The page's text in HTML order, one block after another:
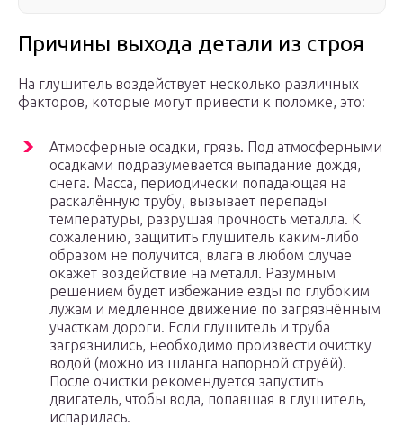
Причины выхода детали из строя
На глушитель воздействует несколько различных
факторов, которые могут привести к поломке, это:
Атмосферные осадки, грязь. Под атмосферными
осадками подразумевается выпадание дождя,
снега. Масса, периодически попадающая на
раскалённую трубу, вызывает перепады
температуры, разрушая прочность металла. К
сожалению, защитить глушитель каким-либо
образом не получится, влага в любом случае
окажет воздействие на металл. Разумным
решением будет избежание езды по глубоким
лужам и медленное движение по загрязнённым
участкам дороги. Если глушитель и труба
загрязнились, необходимо произвести очистку
водой (можно из шланга напорной струёй).
После очистки рекомендуется запустить
двигатель, чтобы вода, попавшая в глушитель,
испарилась.